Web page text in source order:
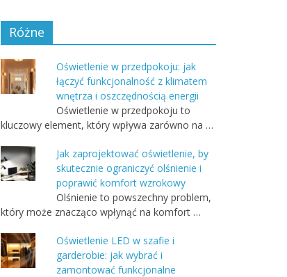
Różne
Oświetlenie w przedpokoju: jak
łączyć funkcjonalność z klimatem
wnętrza i oszczędnością energii
Oświetlenie w przedpokoju to
kluczowy element, który wpływa zarówno na …
Jak zaprojektować oświetlenie, by
skutecznie ograniczyć olśnienie i
poprawić komfort wzrokowy
Olśnienie to powszechny problem,
który może znacząco wpłynąć na komfort …
Oświetlenie LED w szafie i
garderobie: jak wybrać i
zamontować funkcjonalne